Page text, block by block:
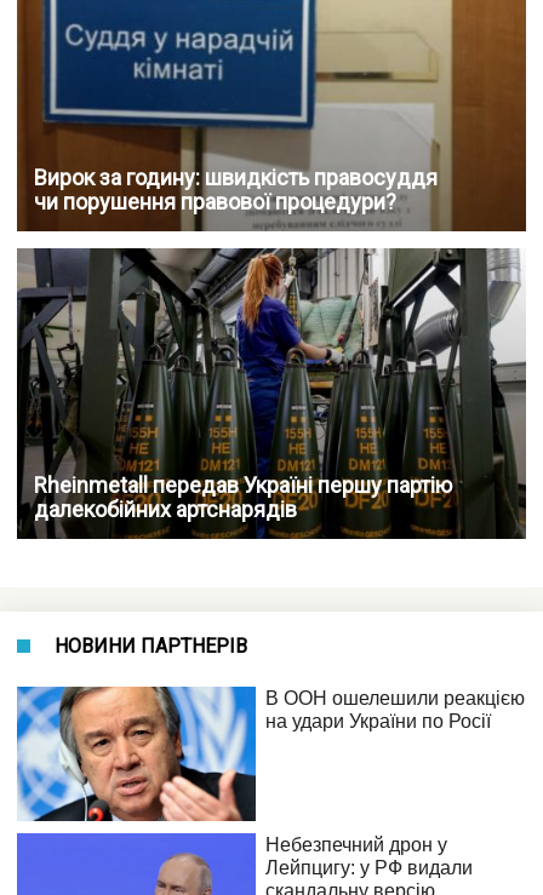
Вирок за годину: швидкість правосуддя
чи порушення правової процедури?
Rheinmetall передав Україні першу партію
далекобійних артснарядів
НОВИНИ ПАРТНЕРІВ